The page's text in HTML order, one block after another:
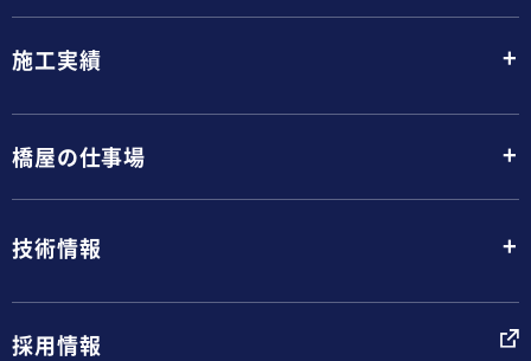
施工実績 +
橋屋の仕事場 +
技術情報 +
採用情報